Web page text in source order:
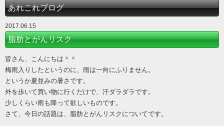
あれこれブログ
2017.06.15
脂肪とがんリスク
皆さん、こんにちは＾＾
梅雨入りしたというのに、雨は一向にふりません。
というか夏並みの暑さです。
外を歩いて買い物に行くだけで、汗ダラダラです。
少しくらい雨も降って欲しいものです。
さて、今日の話題は、脂肪とがんリスクについてです。